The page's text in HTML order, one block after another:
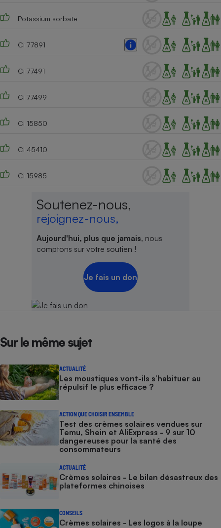
Potassium sorbate
Ci 77891
Ci 77491
Ci 77499
Ci 15850
Ci 45410
Ci 15985
Soutenez-nous,
rejoignez-nous,
Aujourd'hui, plus que jamais, nous
comptons sur votre soutien !
Je fais un don
Sur le même sujet
ACTUALITÉ
Les moustiques vont-ils s’habituer au
répulsif le plus efficace ?
ACTION QUE CHOISIR ENSEMBLE
Test des crèmes solaires vendues sur
Temu, Shein et AliExpress - 9 sur 10
dangereuses pour la santé des
consommateurs
ACTUALITÉ
Crèmes solaires - Le bilan désastreux des
plateformes chinoises
CONSEILS
Crèmes solaires - Les logos à la loupe